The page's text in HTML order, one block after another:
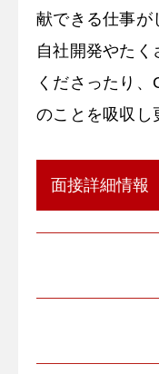
献できる仕事が
自社開発やた
くださったり
のことを吸収し
面接詳細情報